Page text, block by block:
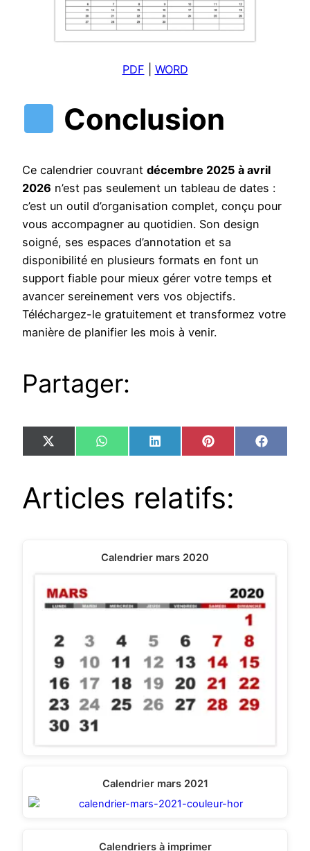
PDF WORD
Conclusion
Ce calendrier couvrant décembre 2025 à avril
2026 n’est pas seulement un tableau de dates :
c’est un outil d’organisation complet, conçu pour
vous accompagner au quotidien. Son design
soigné, ses espaces d’annotation et sa
disponibilité en plusieurs formats en font un
support fiable pour mieux gérer votre temps et
avancer sereinement vers vos objectifs.
Téléchargez-le gratuitement et transformez votre
manière de planifier les mois à venir.
Partager:
Share
on
X
(Twitter)
Share
on
WhatsAppShare
on
LinkedIn Share
on
Pinterest Share
on
Articles relatifs:
Calendrier mars 2020
Calendrier mars 2021
Calendriers à imprimer